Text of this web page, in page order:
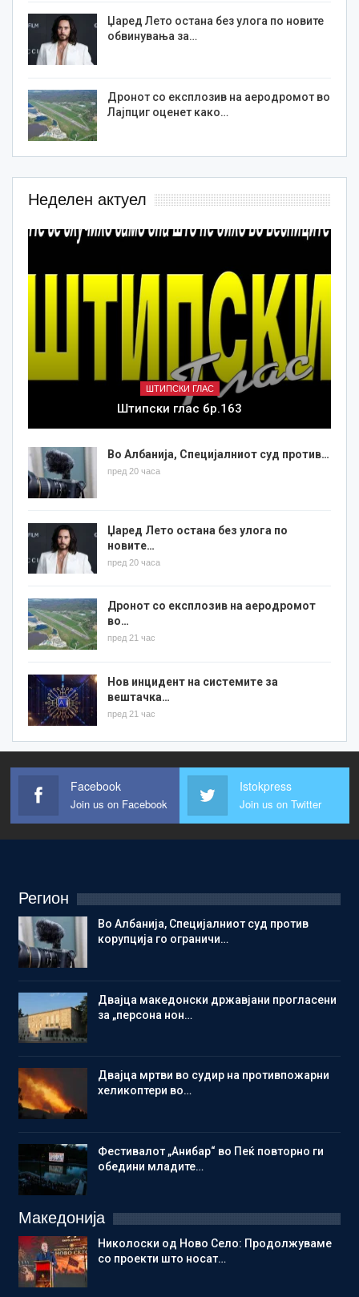
Џаред Лето остана без улога по новите
обвинувања за…
Дронот со експлозив на аеродромот во
Лајпциг оценет како…
Неделен актуел
ШТИПСКИ ГЛАС
Штипски глас бр.163
Во Албанија, Специјалниот суд против…
пред 20 часа
Џаред Лето остана без улога по
новите…
пред 20 часа
Дронот со експлозив на аеродромот
во…
пред 21 час
Нов инцидент на системите за
вештачка…
пред 21 час
Facebook
Join us on Facebook
Istokpress
Join us on Twitter
Регион
Во Албанија, Специјалниот суд против
корупција го ограничи…
Двајца македонски државјани прогласени
за „персона нон…
Двајца мртви во судир на противпожарни
хеликоптери во…
Фестивалот „Анибар“ во Пеќ повторно ги
обедини младите…
Македонија
Николоски од Ново Село: Продолжуваме
со проекти што носат…